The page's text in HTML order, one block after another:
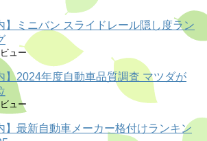
】ミニバン スライドレール隠し度ラン
ュー
】2024年度自動車品質調査 マツダが
ュー
】最新自動車メーカー格付けランキン